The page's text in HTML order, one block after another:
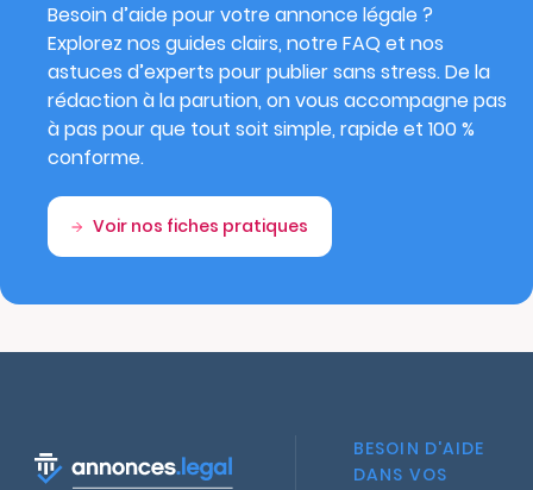
Besoin d’aide pour votre annonce légale ?
Explorez nos guides clairs, notre FAQ et nos
astuces d’experts pour publier sans stress. De la
rédaction à la parution, on vous accompagne pas
à pas pour que tout soit simple, rapide et 100 %
conforme.
Voir nos fiches pratiques
BESOIN D'AIDE
DANS VOS